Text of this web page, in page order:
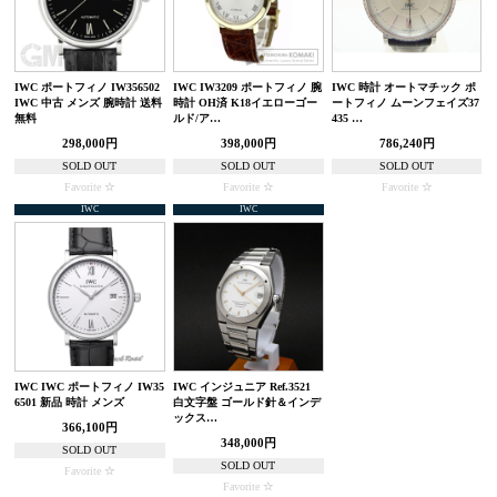
IWC ポートフィノ IW356502
IWC 中古 メンズ 腕時計 送料
無料
298,000円
SOLD OUT
Favorite
IWC IW3209 ポートフィノ 腕
時計 OH済 K18イエローゴー
ルド/ア…
398,000円
SOLD OUT
Favorite
IWC 時計 オートマチック ポ
ートフィノ ムーンフェイズ37
435 …
786,240円
SOLD OUT
Favorite
IWC
IWC IWC ポートフィノ IW35
6501 新品 時計 メンズ
366,100円
SOLD OUT
Favorite
IWC
IWC インジュニア Ref.3521
白文字盤 ゴールド針＆インデ
ックス…
348,000円
SOLD OUT
Favorite